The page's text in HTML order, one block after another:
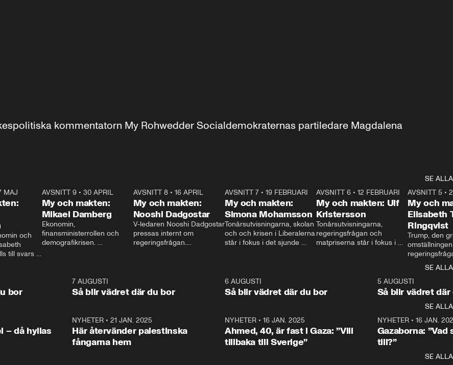
kommentatorn My Rohwedder Socialdemokraternas partiledare Magdalena
SE ALLA
MAJ
och
till svars
AVSNITT 9• 30 APRIL
My och makten:
Mikael Damberg
Ekonomin,
finansministerrollen och
demografikrisen.
och Makten.
AVSNITT 8• 16 APRIL
My och makten:
Nooshi Dadgostar
V-ledaren Nooshi Dadgostar
pressas internt om
regeringsfrågan.
– Vi ställer upp i val. Ska vi
vara med så sitter vi förstås
24:30
AVSNITT 7• 19 FEBRUARI
My och makten:
Simona Mohamsson
Tonårsutvisningarna, skolan
och och krisen i Liberalerna
står i fokus i det sjunde
kommentator My
Rohwedder ställer
utbildnings- och
Mohamsson till svars.
27:30
AVSNITT 6 •12 FEBRUARI
My och makten: Ulf
Kristersson
Tonårsutvisningarna,
regeringsfrågan och
matpriserna står i fokus i
Rohwedder ställer
statsminister Ulf Kristersson
AVSNITT 5 •
My och
Elisabeth
Ringqvist
Trump, den
centrum i
avsnittet av
Makten”. Se
Aftonbladets
Rohwedder
Thand Ring
SE ALLA
1:06
bor
7 AUGUSTI
Så blir vädret där du bor
6 AUGUSTI
Så blir vädret där du bor
5 AUGUSTI
Så blir vädret där
SE ALLA
– då hyllas
NYHETER •21 JAN. 2025
Här återvänder palestinska
fångarna hem
NYHETER• 16 JAN. 2025
Ahmed, 40, är fast i Gaza: ”Vill
tillbaka till Sverige”
NYHETER• 16 JAN.
Gazaborna:
till?”
SE ALLA